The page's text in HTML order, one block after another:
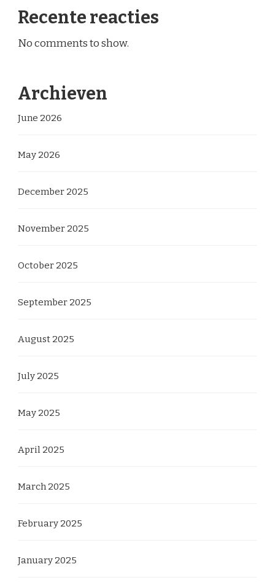
Recente reacties
No comments to show.
Archieven
June 2026
May 2026
December 2025
November 2025
October 2025
September 2025
August 2025
July 2025
May 2025
April 2025
March 2025
February 2025
January 2025